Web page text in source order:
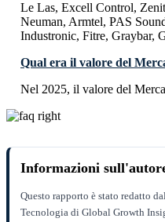
Le Las, Excell Control,
Neuman, Armtel, PAS
Industronic, Fitre, Graybar,
Qual era il valore del
Nel 2025, il valore del
Informazioni
Questo rapporto è stato redatto
Tecnologia di Global Growth